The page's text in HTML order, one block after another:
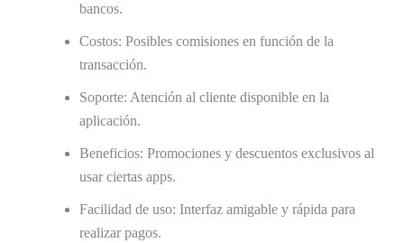
bancos.
Costos: Posibles comisiones en función de la
transacción.
Soporte: Atención al cliente disponible en la
aplicación.
Beneficios: Promociones y descuentos exclusivos al
usar ciertas apps.
Facilidad de uso: Interfaz amigable y rápida para
realizar pagos.